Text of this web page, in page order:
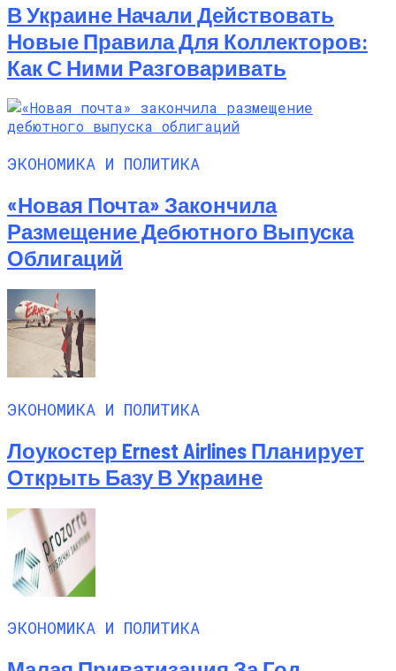
В Украине Начали Действовать
Новые Правила Для Коллекторов:
Как С Ними Разговаривать
ЭКОНОМИКА И ПОЛИТИКА
«Новая Почта» Закончила
Размещение Дебютного Выпуска
Облигаций
ЭКОНОМИКА И ПОЛИТИКА
Лоукостер Ernest Airlines Планирует
Открыть Базу В Украине
ЭКОНОМИКА И ПОЛИТИКА